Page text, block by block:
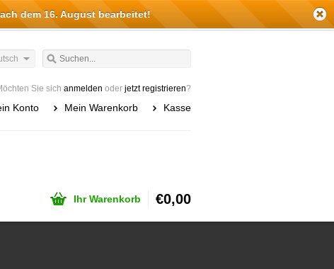
Sie sich anmelden oder jetzt registrieren?
Konto Mein Warenkorb Kasse
Ihr Warenkorb €0,00
dem 16. August bearbeitet!